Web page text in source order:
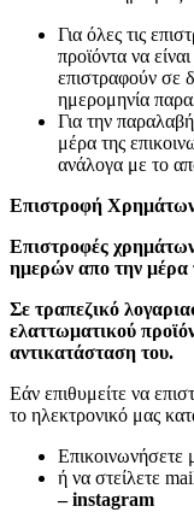
Για όλες τις
προϊόντα να
επιστραφούν σε
ημερομηνία
Για την
μέρα της
ανάλογα με το
Επιστροφή
Επιστροφές χρημάτων
ημερών απο την μέρα
Σε τραπεζικό
ελαττωματικού
αντικατάσταση του.
Εάν επιθυμείτε να
το ηλεκτρονικό μας
Επικοινωνήσετε
ή να στείλετε
– instagram